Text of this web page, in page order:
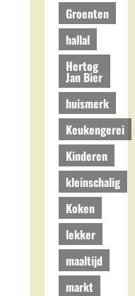
Groenten
hallal
Hertog
Jan Bier
huismerk
Keukengerei
Kinderen
kleinschalig
Koken
lekker
maaltijd
markt